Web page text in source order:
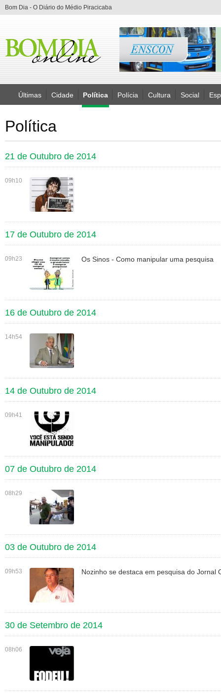
Bom Dia - O Diário do Médio Piracicaba
Últimas Cidade Política Polícia Cultura Social
Política
21 de Outubro de 2014
09h10
17 de Outubro de 2014
09h23 Os Sinos - Como manipular uma pesquisa
16 de Outubro de 2014
14h54
14 de Outubro de 2014
09h41
07 de Outubro de 2014
08h29
03 de Outubro de 2014
09h53 Nozinho se destaca em pesquisa do Jornal
30 de Setembro de 2014
08h06